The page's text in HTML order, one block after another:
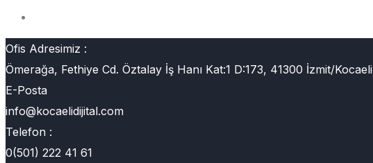
Ofis Adresimiz :
Ömerağa, Fethiye Cd. Öztalay İş Hanı Kat:1 D:173, 41300 İzmit/Kocaeli
E-Posta
info@kocaelidijital.com
Telefon :
0(501) 222 41 61